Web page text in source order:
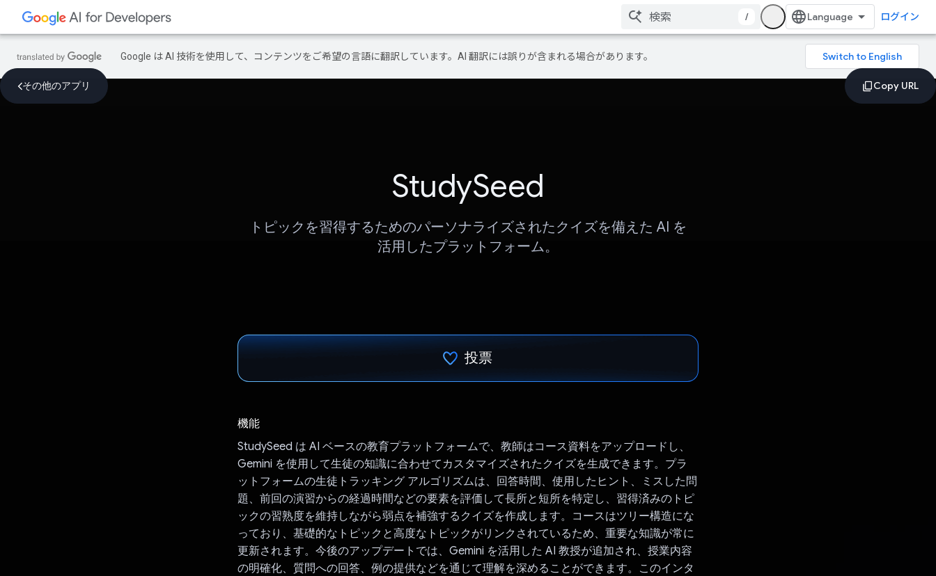
/ ログイン
Google は AI 技術を使用して、コンテンツをご希望の言語に翻訳しています。AI 翻訳には誤りが含まれる場合があります。
その他のアプリ
StudySeed
トピックを習得するためのパーソナライズされたクイズを備えた AI を
活用したプラットフォーム。
投票
機能
StudySeed は AI ベースの教育プラットフォームで、教師はコース資料をアップロードし、
Gemini を使用して生徒の知識に合わせてカスタマイズされたクイズを生成できます。プラ
ットフォームの生徒トラッキング アルゴリズムは、回答時間、使用したヒント、ミスした問
題、前回の演習からの経過時間などの要素を評価して長所と短所を特定し、習得済みのトピ
ックの習熟度を維持しながら弱点を補強するクイズを作成します。コースはツリー構造にな
っており、基礎的なトピックと高度なトピックがリンクされているため、重要な知識が常に
更新されます。今後のアップデートでは、Gemini を活用した AI 教授が追加され、授業内容
の明確化、質問への回答、例の提供などを通じて理解を深めることができます。このインタ